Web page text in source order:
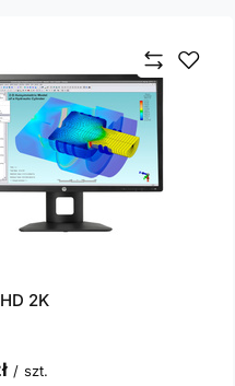
2K
/ szt.